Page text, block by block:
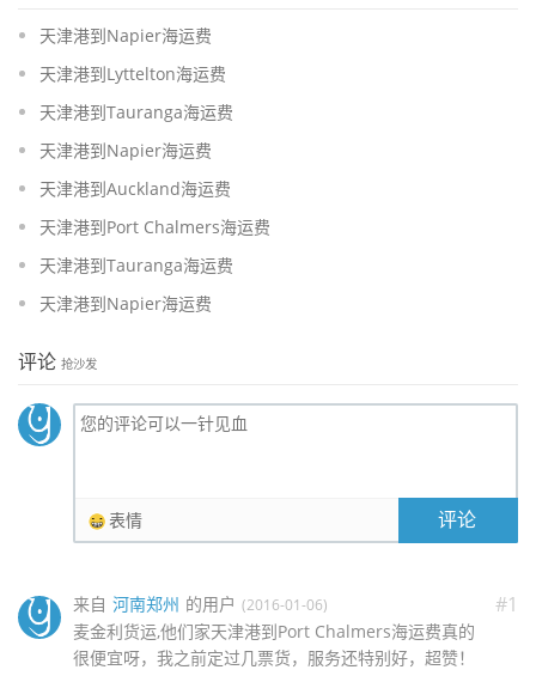
天津港到Napier海运费
天津港到Lyttelton海运费
天津港到Tauranga海运费
天津港到Napier海运费
天津港到Auckland海运费
天津港到Port Chalmers海运费
天津港到Tauranga海运费
天津港到Napier海运费
评论 抢沙发
表情 评论
#1
来自 河南郑州 的用户 (2016-01-06)
麦金利货运,他们家天津港到Port Chalmers海运费真的
很便宜呀，我之前定过几票货，服务还特别好，超赞！